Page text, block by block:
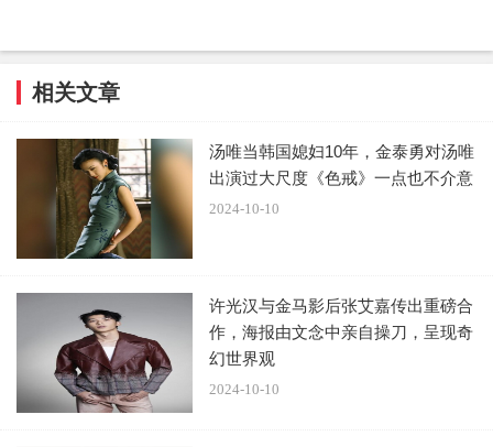
相关文章
汤唯当韩国媳妇10年，金泰勇对汤唯
出演过大尺度《色戒》一点也不介意
2024-10-10
许光汉与金马影后张艾嘉传出重磅合
作，海报由文念中亲自操刀，呈现奇
幻世界观
2024-10-10